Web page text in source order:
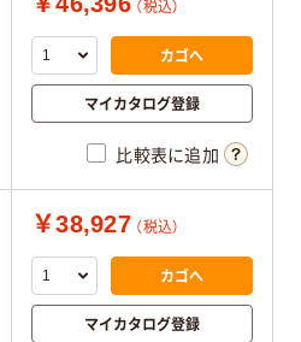
（税込）
カゴへ
マイカタログ登録
比較表に追加
￥38,927 （税込）
カゴへ
マイカタログ登録